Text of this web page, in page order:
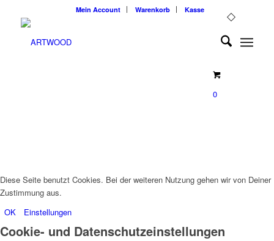
Mein Account Warenkorb Kasse
0
Diese Seite benutzt Cookies. Bei der weiteren Nutzung gehen wir von Deiner
Zustimmung aus.
OK
Einstellungen
Cookie- und Datenschutzeinstellungen